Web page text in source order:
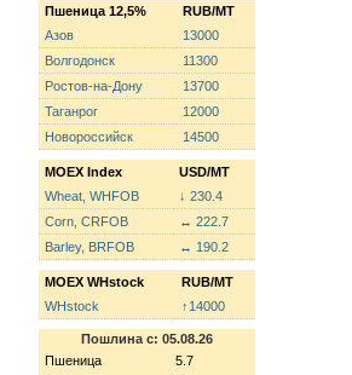
Пшеница 12,5%
RUB/MT
Азов
13000
Волгодонск
11300
Ростов-на-Дону
13700
Таганрог
12000
Новороссийск
14500
MOEX Index
USD/MT
Wheat, WHFOB
↓ 230.4
Corn, CRFOB
↔ 222.7
Barley, BRFOB
↔ 190.2
MOEX WHstock
RUB/MT
WHstock
↑14000
Пошлина с: 05.08.26
Пшеница
5.7